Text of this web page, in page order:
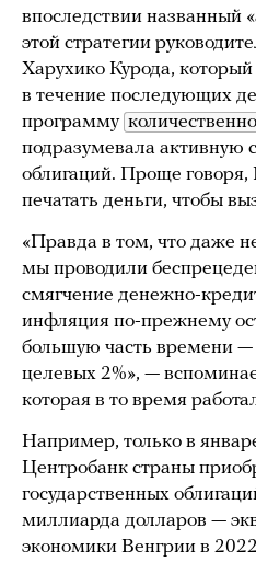
впоследствии названный
этой стратегии
Харухико Курода, который
в течение последующих
программу
подразумевала активную
облигаций. Проще
печатать деньги, чтобы
«Правда в том, что даже
мы проводили
смягчение денежно-
инфляция по-прежнему
большую часть времени —
целевых 2%», —
которая в то время
Например, только в
Центробанк страны
государственных
миллиарда долларов —
экономики Венгрии в